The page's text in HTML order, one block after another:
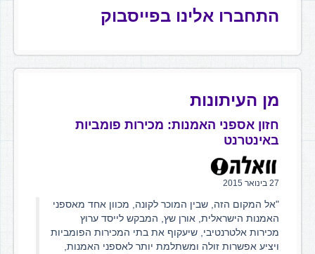
התחברו אלינו בפייסבוק
מן העיתונות
חזון אספני האמנות: מכירות פומביות
באינטרנט
27 בינואר 2015
"אל המקום הזה, שבין המוכר לקונה, מכוון אחד מאספני
האמנות הישראלית, אורן שץ, המבקש לייסד ערוץ
מכירות אלטרנטיבי, שיעקוף את בתי המכירות הפומביות
ויציע אפשרות זולה ומשתלמת יותר לאספני האמנות,